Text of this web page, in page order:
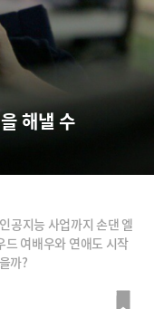
해낼 수
공지능 사업까지 손댄 엘
드 여배우와 연애도 시작
까?